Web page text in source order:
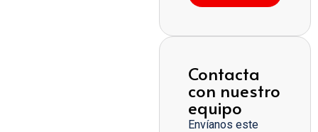
Contacta
con nuestro
equipo
Envíanos este